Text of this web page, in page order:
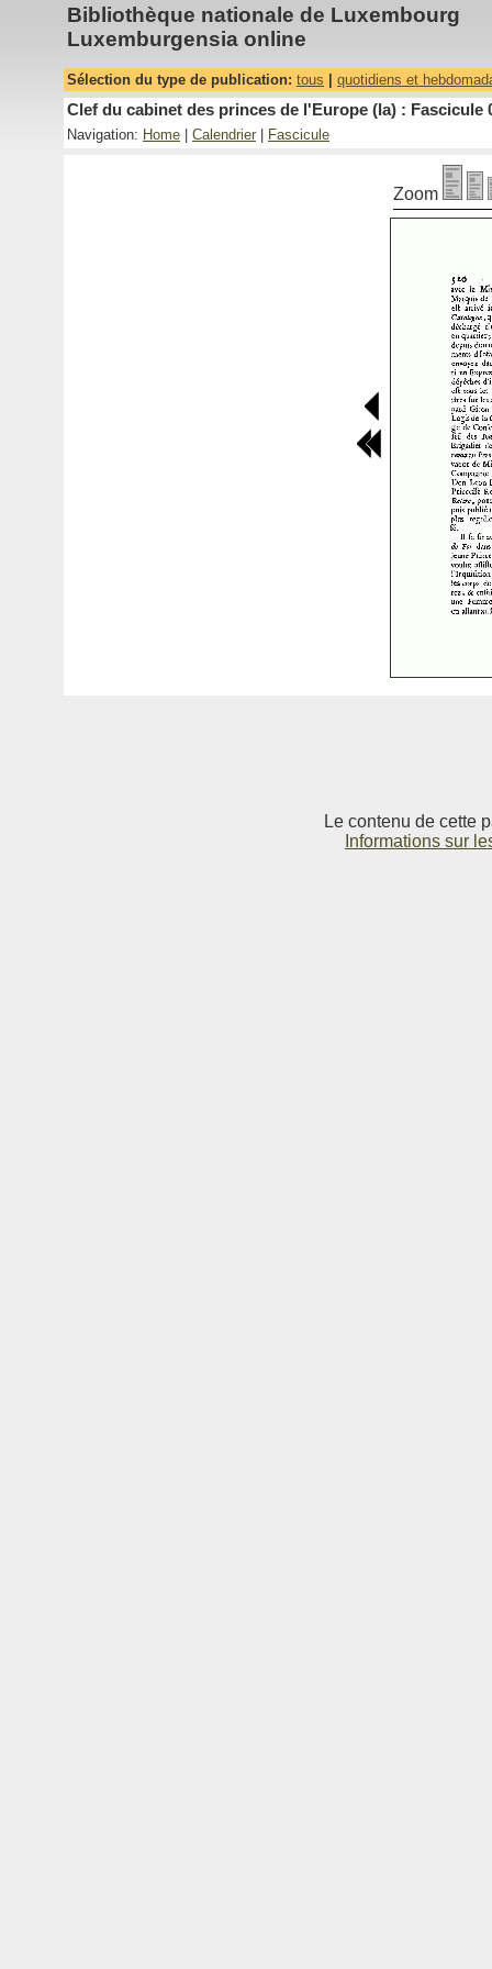
Bibliothèque nationale de Luxembourg
Luxemburgensia online
Sélection du type de publication: tous quotidiens et
Clef du cabinet des princes de l'Europe (la) : Fascicule
Navigation: Home Calendrier Fascicule
Zoom
Le contenu de cette
Informations sur